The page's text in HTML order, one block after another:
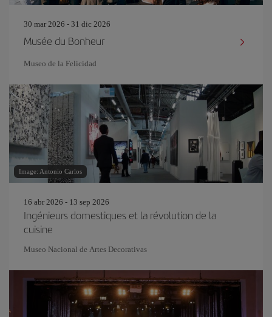
30 mar 2026 - 31 dic 2026
Musée du Bonheur
Museo de la Felicidad
Image: Antonio Carlos
16 abr 2026 - 13 sep 2026
Ingénieurs domestiques et la révolution de la
cuisine
Museo Nacional de Artes Decorativas